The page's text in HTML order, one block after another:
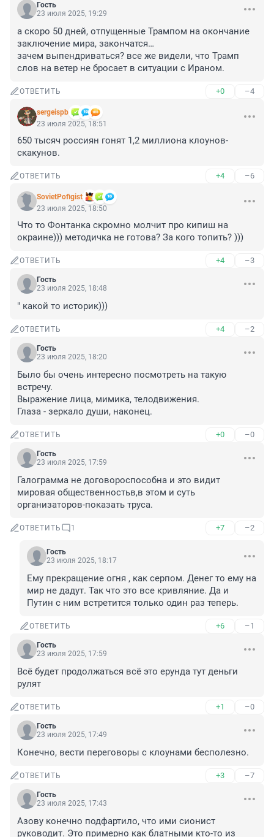
Гость
23 июля 2025, 19:29
а скоро 50 дней, отпущенные Трампом на окончание
заключение мира, закончатся…
зачем выпендриваться? все же видели, что Трамп
слов на ветер не бросает в ситуации с Ираном.
ОТВЕТИТЬ +0 –4
sergeispb
23 июля 2025, 18:51
650 тысяч россиян гонят 1,2 миллиона клоунов-
скакунов.
ОТВЕТИТЬ +4 –6
SovietPofigist
23 июля 2025, 18:50
Что то Фонтанка скромно молчит про кипиш на
окраине))) методичка не готова? За кого топить? )))
ОТВЕТИТЬ +4 –3
Гость
23 июля 2025, 18:48
" какой то историк)))
ОТВЕТИТЬ +4 –2
Гость
23 июля 2025, 18:20
Было бы очень интересно посмотреть на такую
встречу.
Выражение лица, мимика, телодвижения.
Глаза - зеркало души, наконец.
ОТВЕТИТЬ +0 –0
Гость
23 июля 2025, 17:59
Галограмма не договороспособна и это видит
мировая общественностьв,в этом и суть
организаторов-показать труса.
ОТВЕТИТЬ 1 +7 –2
Гость
23 июля 2025, 18:17
Ему прекращение огня , как серпом. Денег то ему на
мир не дадут. Так что это все кривляние. Да и
Путин с ним встретится только один раз теперь.
ОТВЕТИТЬ +6 –1
Гость
23 июля 2025, 17:59
Всё будет продолжаться всё это ерунда тут деньги
рулят
ОТВЕТИТЬ +1 –0
Гость
23 июля 2025, 17:49
Конечно, вести переговоры с клоунами бесполезно.
ОТВЕТИТЬ +3 –7
Гость
23 июля 2025, 17:43
Азову конечно подфартило, что ими сионист
руководит. Это примерно как блатными кто-то из